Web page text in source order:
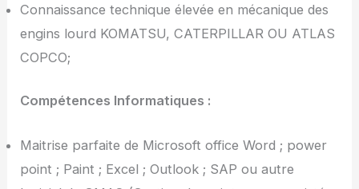
Connaissance technique élevée en mécanique des
engins lourd KOMATSU, CATERPILLAR OU ATLAS
COPCO;
Compétences Informatiques :
Maitrise parfaite de Microsoft office Word ; power
point ; Paint ; Excel ; Outlook ; SAP ou autre